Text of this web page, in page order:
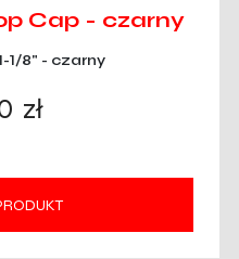
Cap - czarny
1/8" - czarny
zł